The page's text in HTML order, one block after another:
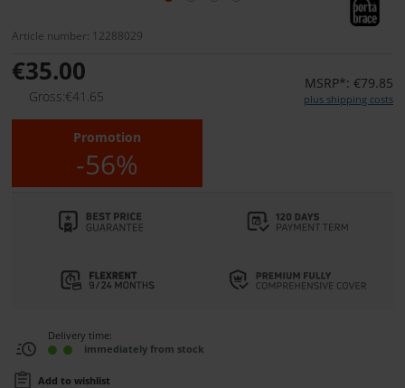
Article number: 12288029
€35.00
Gross:€41.65
MSRP*: €79.85
plus shipping costs
Promotion
-56%
Delivery time:
immediately from stock
Add to wishlist